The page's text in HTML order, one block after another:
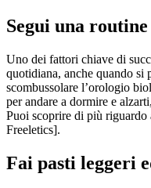
Segui una routine
Uno dei fattori chiave di
quotidiana, anche quando si
scombussolare l’orologio
per andare a dormire e
Puoi scoprire di più
Freeletics].
Fai pasti leggeri